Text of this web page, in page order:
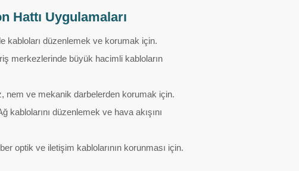
Hattı Uygulamaları
kabloları düzenlemek ve korumak için.
merkezlerinde büyük hacimli kabloların
nem ve mekanik darbelerden korumak için.
kablolarını düzenlemek ve hava akışını
optik ve iletişim kablolarının korunması için.